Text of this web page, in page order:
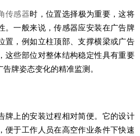
传感器时，位置选择极为重要，这将
。一般来说，传感器应安装在广告牌
置，例如立柱顶部、支撑横梁或广告
这些部位对整体结构稳定性具有重要
牌姿态变化的精准监测。
牌上的安装过程相对简便。它的设计
便于工作人员在高空作业条件下快速